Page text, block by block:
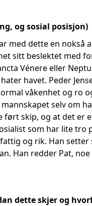
og sosial posisjon)
med dette en nokså
sitt beslektet med
Vénere eller
havet. Peder
våkenhet og ro
selv om
skip, og at det er
som har lite tro
og rik. Han
Han redder Pat,
dette skjer og